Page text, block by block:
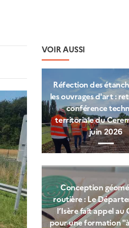
VOIR AUSSI
Réfection des
les ouvrages d'art :
conférence
territoriale du
juin 2026
Conception
routière : Le
l’Isère fait appel au
pour une formation